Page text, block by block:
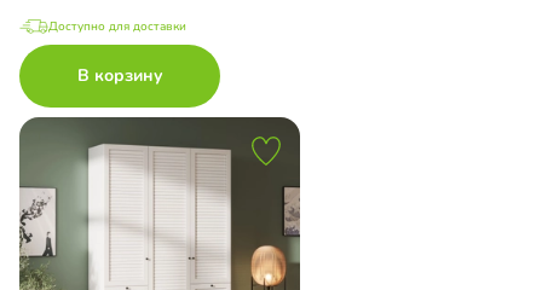
Доступно для доставки
В корзину